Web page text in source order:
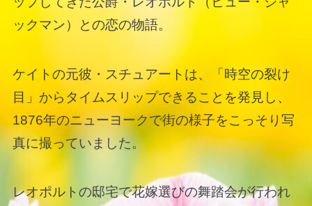
ックマン）との恋の物語。
ケイトの元彼・スチュアートは、「時空の裂け
目」からタイムスリップできることを発見し、
1876年のニューヨークで街の様子をこっそり写
真に撮っていました。
レオポルトの邸宅で花嫁選びの舞踏会が行われ